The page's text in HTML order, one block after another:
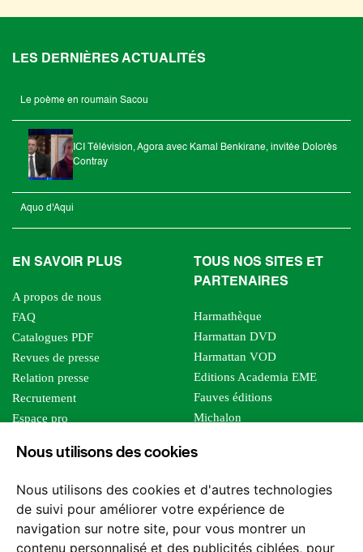
Nous utilisons des cookies
Nous utilisons des cookies et d'autres technologies
de suivi pour améliorer votre expérience de
navigation sur notre site, pour vous montrer un
contenu personnalisé et des publicités ciblées, pour
LES DERNIÈRES ACTUALITÉS
Le poème en roumain Sacou
ICI Télévision, Agora avec Kamal Benkirane, invitée Dolorès
Contray
Aquo d'Aqui
EN SAVOIR PLUS
A propos de nous
FAQ
Catalogues PDF
Revues de presse
Relation presse
Recrutement
Espace pro
Foreign rights
TOUS NOS SITES ET
PARTENAIRES
Harmathèque
Harmattan DVD
Harmattan VOD
Editions Academia EME
Fauves éditions
Michalon
Editions Sutton
Les impliqués
Tous les éditeurs